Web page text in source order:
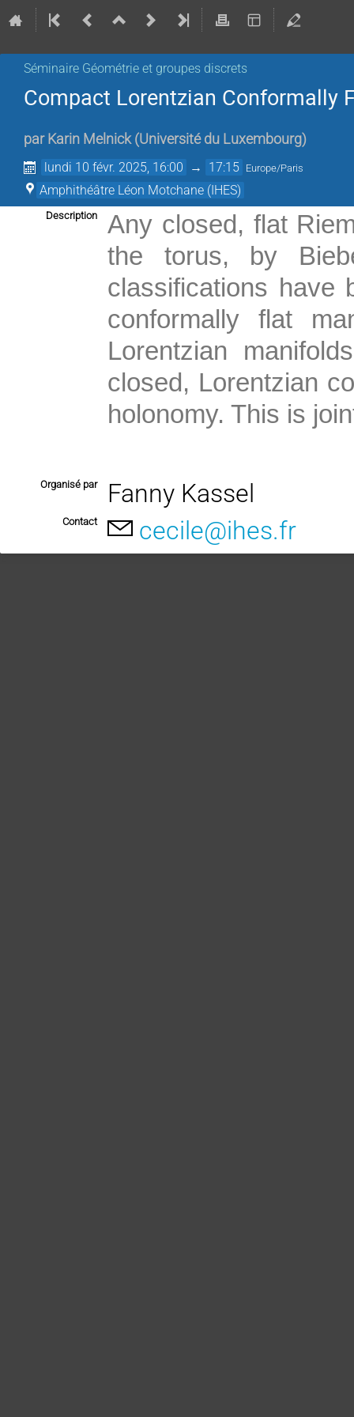
Séminaire Géométrie et groupes discrets
Compact Lorentzian Conformally
par Karin Melnick (Université du Luxembourg)
lundi 10 févr. 2025, 16:00 → 17:15 Europe/Paris
Amphithéâtre Léon Motchane (IHES)
Description
Any closed, flat
the torus, by
classifications have
conformally flat
Lorentzian
closed, Lorentzian
holonomy. This is
Organisé par Fanny Kassel
Contact cecile@ihes.fr